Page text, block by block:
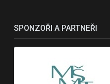
SPONZOŘI A PARTNEŘI